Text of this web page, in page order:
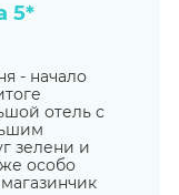
5*
- начало
отель с
зелени и
особо